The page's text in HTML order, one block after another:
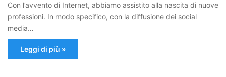
Con l’avvento di Internet, abbiamo assistito alla nascita di nuove
professioni. In modo specifico, con la diffusione dei social
media…
Leggi di più »